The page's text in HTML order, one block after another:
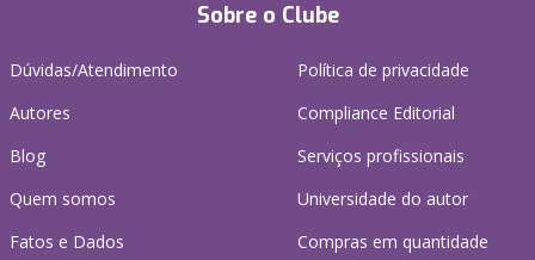
Sobre o Clube
Dúvidas/Atendimento
Autores
Blog
Quem somos
Fatos e Dados
Política de privacidade
Compliance Editorial
Serviços profissionais
Universidade do autor
Compras em quantidade